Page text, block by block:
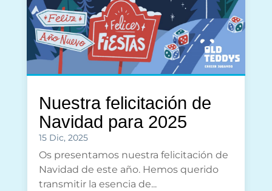
Nuestra felicitación de
Navidad para 2025
15 Dic, 2025
Os presentamos nuestra felicitación de
Navidad de este año. Hemos querido
transmitir la esencia de...